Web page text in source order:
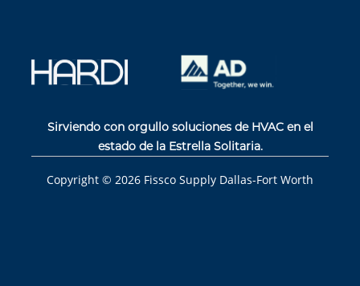
Sirviendo con orgullo soluciones de HVAC en el
estado de la Estrella Solitaria.
Copyright © 2026 Fissco Supply Dallas-Fort Worth